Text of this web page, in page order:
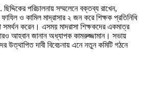
পরিচালনায় সম্মলেনে বক্তব্য রাখেন,
ও কামিল মাদ্রাসার ২ জন করে শিক্ষক প্রতিনিধি
করেন। এসময় মাদরাসা শিক্ষকদের একমাত্র
আহবান জানান অধ্যাপক কামরুজ্জামান। সভায়
উত্থাপিত দাবী বিবেচনায় এনে নতুন কমিটি গঠনে